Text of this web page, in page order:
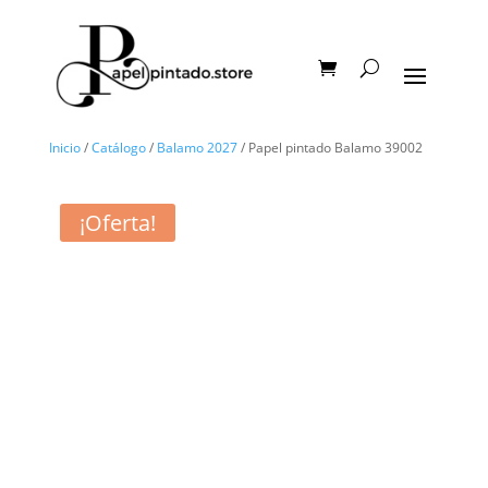
Inicio/Catálogo/ Balamo 2027/ Papel pintado Balamo 39002
¡Oferta!